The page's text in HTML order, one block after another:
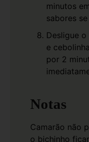
minutos
sabores
Desligue
e
por 2
Notas
Camarão não
o bichinho